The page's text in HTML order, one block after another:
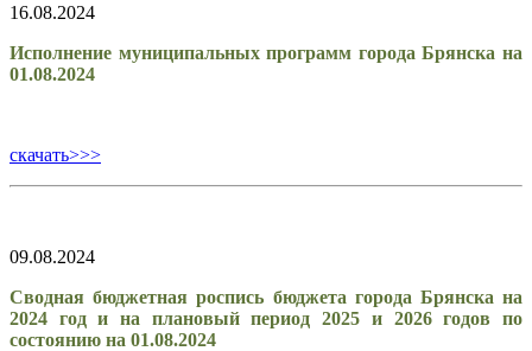
16.08.2024
Исполнение муниципальных программ города Брянска на
01.08.2024
скачать>>>
09.08.2024
Сводная бюджетная роспись бюджета города Брянска на
2024 год и на плановый период 2025 и 2026 годов по
состоянию на 01.08.2024